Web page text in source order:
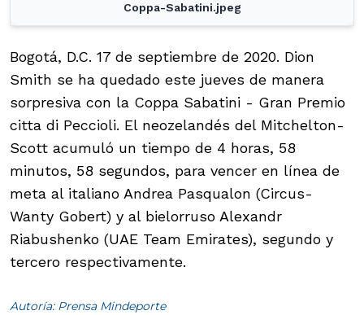
Coppa-Sabatini.jpeg
Bogotá, D.C. 17 de septiembre de 2020. Dion
Smith se ha quedado este jueves de manera
sorpresiva con la Coppa Sabatini - Gran Premio
citta di Peccioli. El neozelandés del Mitchelton-
Scott acumuló un tiempo de 4 horas, 58
minutos, 58 segundos, para vencer en línea de
meta al italiano Andrea Pasqualon (Circus-
Wanty Gobert) y al bielorruso Alexandr
Riabushenko (UAE Team Emirates), segundo y
tercero respectivamente.
Autoría: Prensa Mindeporte